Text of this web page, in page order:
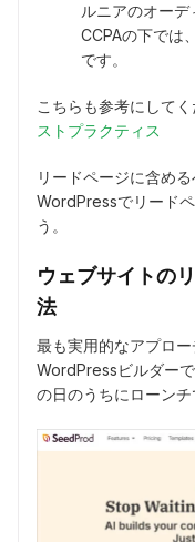
ルニアのオー
CCPAの下では
です。
こちらも参考にしてく
ストプラクティス
リードページに含め
WordPressでリード
う。
ウェブサイトの
法
最も実用的なアプロ
WordPressビルダー
の日のうちにローンチ